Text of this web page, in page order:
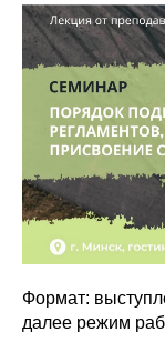
Формат:
далее режим